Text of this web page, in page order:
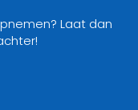
Laat dan